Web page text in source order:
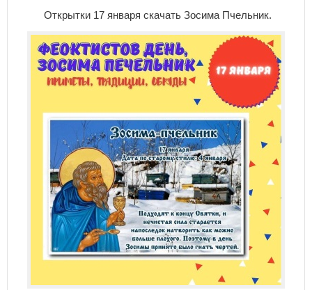
Открытки 17 января скачать Зосима Пчельник.